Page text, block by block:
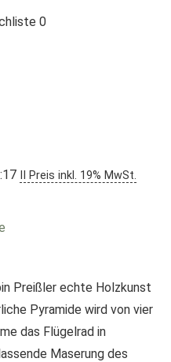
0
II Preis inkl. 19% MwSt.
Preißler echte Holzkunst
Pyramide wird von vier
das Flügelrad in
Maserung des